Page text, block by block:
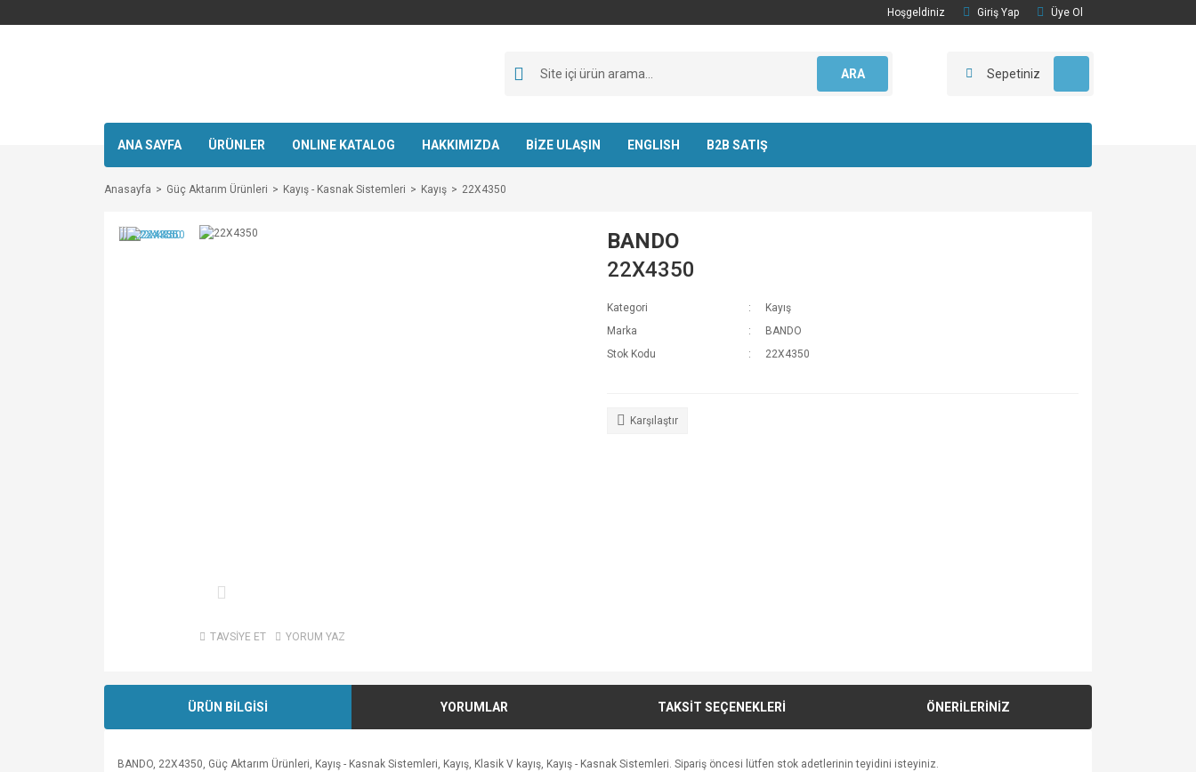
Hoşgeldiniz Giriş Yap Üye Ol
ARA Sepetiniz
ANA SAYFA ÜRÜNLER ONLINE KATALOG HAKKIMIZDA BİZE ULAŞIN ENGLISH B2B SATIŞ
Anasayfa Güç Aktarım Ürünleri Kayış - Kasnak Sistemleri Kayış 22X4350
TAVSİYE ET YORUM YAZ
BANDO
22X4350
Kategori
Kayış
Marka
BANDO
Stok Kodu
22X4350
Karşılaştır
ÜRÜN BİLGİSİ YORUMLAR TAKSİT SEÇENEKLERİ ÖNERİLERİNİZ
BANDO, 22X4350, Güç Aktarım Ürünleri, Kayış - Kasnak Sistemleri, Kayış, Klasik V kayış, Kayış - Kasnak Sistemleri. Sipariş öncesi lütfen stok adetlerinin teyidini isteyiniz.